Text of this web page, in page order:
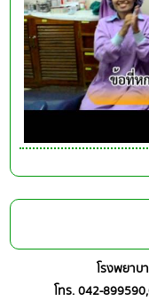
โรงพยาบ
โทร. 042-